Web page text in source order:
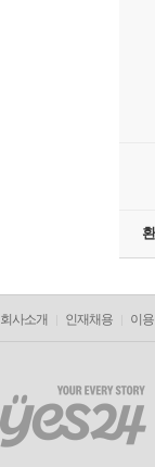
회사소개 인재채용 이